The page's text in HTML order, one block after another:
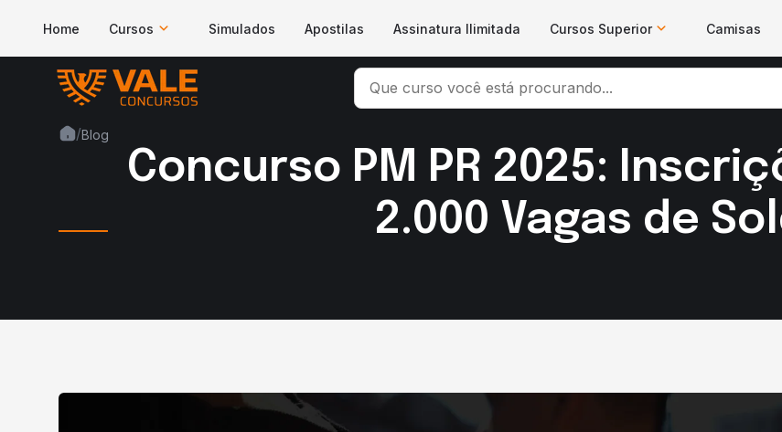
Home Cursos Simulados Apostilas Assinatura Ilimitada Cursos Superior Camisas
/Blog
Concurso PM PR 2025:
2.000 Vagas de